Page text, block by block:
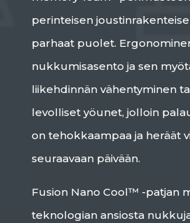
perinteisen
parhaat puolet.
nukkumisasento ja sen
liikehdinnän vähentyminen
levolliset yöunet, jolloin
on tehokkaampaa ja heräät
seuraavaan päivään.
Fusion Nano Cool™ -patjan
teknologian ansiosta